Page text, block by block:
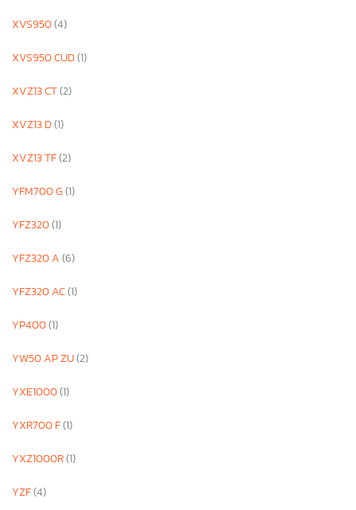
XVS950(4)
XVS950 CUD(1)
XVZ13 CT(2)
XVZ13 D(1)
XVZ13 TF(2)
YFM700 G(1)
YFZ320(1)
YFZ320 A(6)
YFZ320 AC(1)
YP400(1)
YW50 AP ZU(2)
YXE1000(1)
YXR700 F(1)
YXZ1000R(1)
YZF(4)